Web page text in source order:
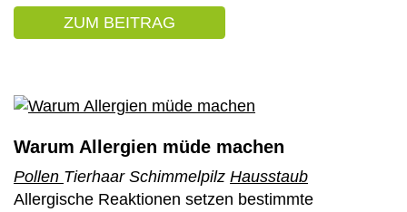
ZUM BEITRAG
Warum Allergien müde machen
Pollen Tierhaar Schimmelpilz Hausstaub
Allergische Reaktionen setzen bestimmte